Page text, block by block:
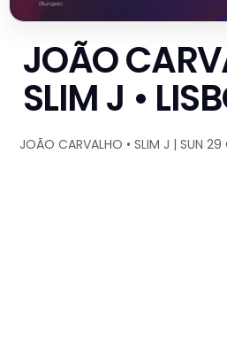
JOÃO
SLIM J •
JOÃO CARVALHO • SLIM J | SUN 29